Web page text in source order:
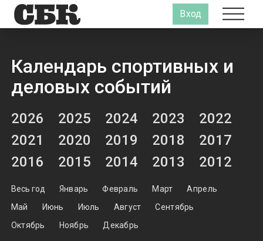
Вход
Календарь спортивных и
деловых событий
2026 2025 2024 2023
2022
2021
2020 2019 2018
2017
2016
2015 2014 2013 2012
Весь год Январь Февраль Март
Апрель
Май
Июнь Июль Август
Сентябрь
Октябрь
Ноябрь Декабрь